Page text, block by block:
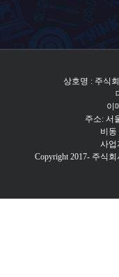
상호명 : 주식
이
주소: 서
비동
사업
Copyright 2017- 주식회